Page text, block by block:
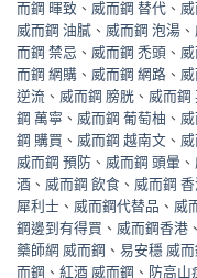
而鋼 暉致 、 威而鋼 替代 、
威而鋼 油膩 、 威而鋼 泡湯 、
而鋼 禁忌 、 威而鋼 禿頭 、
而鋼 網購 、 威而鋼 網路 、
逆流 、 威而鋼 膀胱 、 威而鋼
鋼 萬寧 、 威而鋼 葡萄柚 、
鋼 購買 、 威而鋼 越南文 、
威而鋼 預防 、 威而鋼 頭暈 、
酒 、 威而鋼 飲食 、 威而鋼
犀利士 、 威而鋼代替品 、 威
鋼邊到有得買 、 威而鋼香港 、
藥師網 威而鋼 、 易安穩 威而
而鋼 、 紅酒 威而鋼 、 防高山